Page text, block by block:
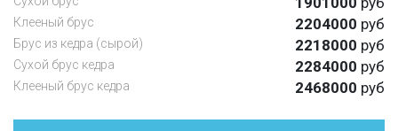
Клееный брус 2204000 руб
Брус из кедра (сырой) 2218000 руб
Сухой брус кедра 2284000 руб
Клееный брус кедра 2468000 руб